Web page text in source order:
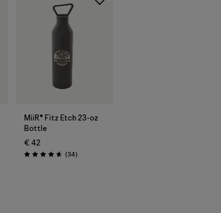
Warenkorb
MiiR® Fitz Etch 23-oz
Bottle
€ 42
Bewertung: 4.7 / 5
(34Rezensionen
)